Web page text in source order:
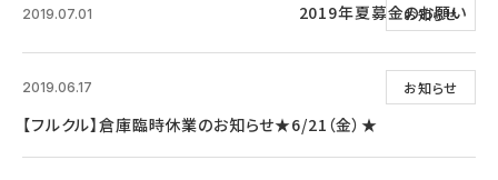
お知らせ
2019.07.01 2019年夏募金のお願い
お知らせ
2019.06.17
【フルクル】倉庫臨時休業のお知らせ★6/21（金）★